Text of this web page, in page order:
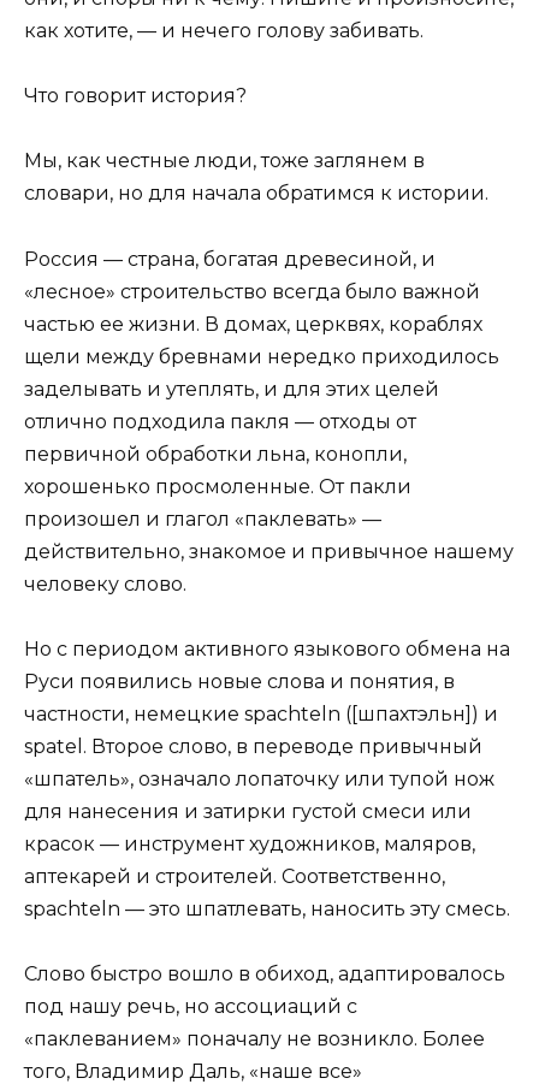
как хотите, — и нечего голову забивать.
Что говорит история?
Мы, как честные люди, тоже заглянем в
словари, но для начала обратимся к истории.
Россия — страна, богатая древесиной, и
«лесное» строительство всегда было важной
частью ее жизни. В домах, церквях, кораблях
щели между бревнами нередко приходилось
заделывать и утеплять, и для этих целей
отлично подходила пакля — отходы от
первичной обработки льна, конопли,
хорошенько просмоленные. От пакли
произошел и глагол «паклевать» —
действительно, знакомое и привычное нашему
человеку слово.
Но с периодом активного языкового обмена на
Руси появились новые слова и понятия, в
частности, немецкие spachteln ([шпахтэльн]) и
spatel. Второе слово, в переводе привычный
«шпатель», означало лопаточку или тупой нож
для нанесения и затирки густой смеси или
красок — инструмент художников, маляров,
аптекарей и строителей. Соответственно,
spachteln — это шпатлевать, наносить эту смесь.
Слово быстро вошло в обиход, адаптировалось
под нашу речь, но ассоциаций с
«паклеванием» поначалу не возникло. Более
того, Владимир Даль, «наше все»